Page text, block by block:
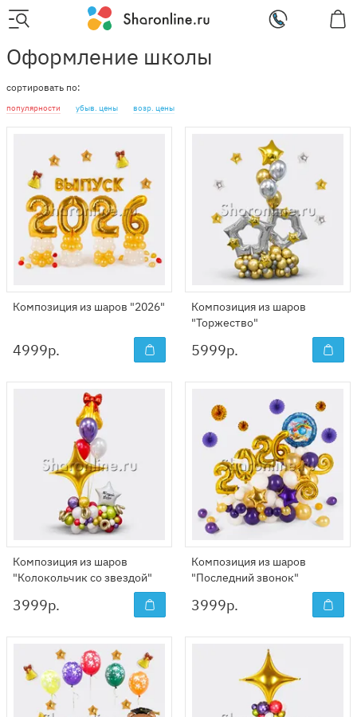
Оформление школы
сортировать по:
популярности убыв. цены возр. цены
Композиция из шаров "2026"
4999р.
Композиция из шаров
"Торжество"
5999р.
Композиция из шаров
"Колокольчик со звездой"
3999р.
Композиция из шаров
"Последний звонок"
3999р.